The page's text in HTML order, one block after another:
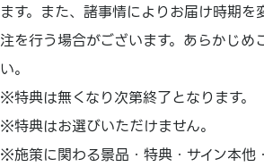
ます。また、諸事情によりお届け時期を
注を行う場合がございます。あらかじめ
い。
※特典は無くなり次第終了となります。
※特典はお選びいただけません。
※施策に関わる景品・特典・サイン本他